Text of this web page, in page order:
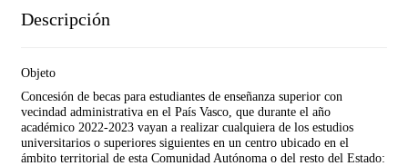
Descripción
Objeto
Concesión de becas para estudiantes de enseñanza superior con
vecindad administrativa en el País Vasco, que durante el año
académico 2022-2023 vayan a realizar cualquiera de los estudios
universitarios o superiores siguientes en un centro ubicado en el
ámbito territorial de esta Comunidad Autónoma o del resto del Estado: